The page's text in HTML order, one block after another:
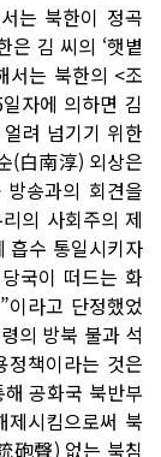
는 북한이 정곡
김 씨의 ‘햇볕
서는 북한의 <조
자에 의하면 김
려 넘기기 위한
(白南淳) 외상은
송과의 회견을
의 사회주의 제
흡수 통일시키자
국이 떠드는 화
이라고 단정했었
의 방북 불과 석
책이라는 것은
공화국 북반부
제시킴으로써 북
砲聲) 없는 북침